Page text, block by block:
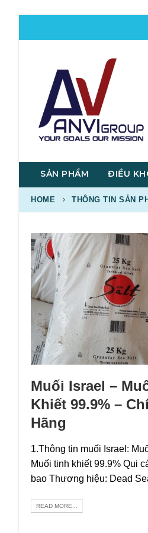
SẢN PHẨM ĐIỀU
HOME THÔNG TIN SẢN
Muối Israel –
Khiết 99.9% –
Hãng
1.Thông tin muối Israel:
Muối tinh khiết 99.9% Qui
bao Thương hiệu: Dead
READ MORE...